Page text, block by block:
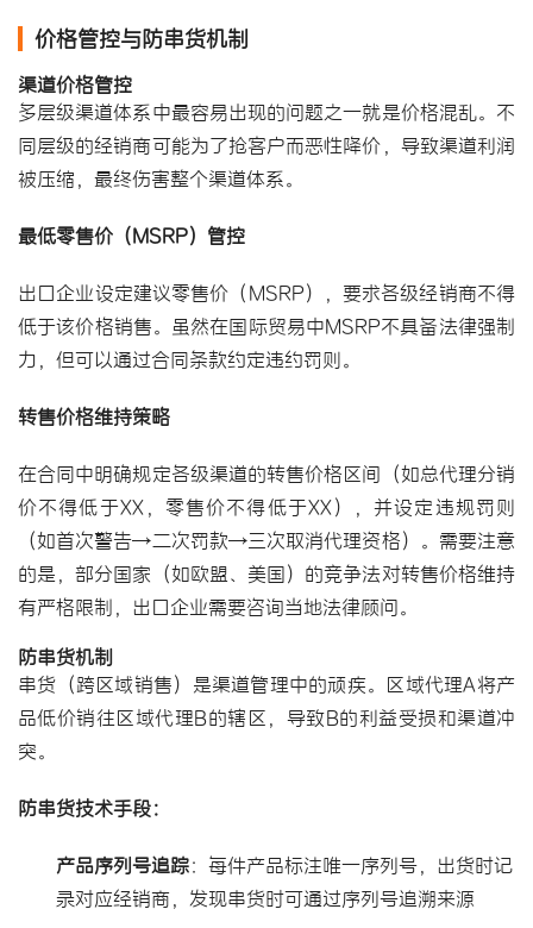
价格管控与防串货机制
渠道价格管控
多层级渠道体系中最容易出现的问题之一就是价格混乱。不
同层级的经销商可能为了抢客户而恶性降价，导致渠道利润
被压缩，最终伤害整个渠道体系。
最低零售价（MSRP）管控
出口企业设定建议零售价（MSRP），要求各级经销商不得
低于该价格销售。虽然在国际贸易中MSRP不具备法律强制
力，但可以通过合同条款约定违约罚则。
转售价格维持策略
在合同中明确规定各级渠道的转售价格区间（如总代理分销
价不得低于XX，零售价不得低于XX），并设定违规罚则
（如首次警告→二次罚款→三次取消代理资格）。需要注意
的是，部分国家（如欧盟、美国）的竞争法对转售价格维持
有严格限制，出口企业需要咨询当地法律顾问。
防串货机制
串货（跨区域销售）是渠道管理中的顽疾。区域代理A将产
品低价销往区域代理B的辖区，导致B的利益受损和渠道冲
突。
防串货技术手段：
产品序列号追踪：每件产品标注唯一序列号，出货时记
录对应经销商，发现串货时可通过序列号追溯来源